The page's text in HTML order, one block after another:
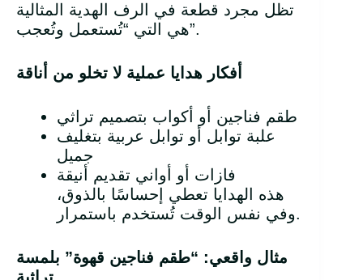
تظل مجرد قطعة في الرف الهدية المثالية
هي التي “تُستعمل وتُعجب”.
أفكار هدايا عملية لا تخلو من أناقة
طقم فناجين أو أكواب بتصميم تراثي
علبة توابل أو توابل عربية بتغليف
جميل
فازات أو أواني تقديم أنيقة
هذه الهدايا تعطي إحساسًا بالذوق،
وفي نفس الوقت تُستخدم باستمرار.
مثال واقعي: “طقم فناجين قهوة” بلمسة